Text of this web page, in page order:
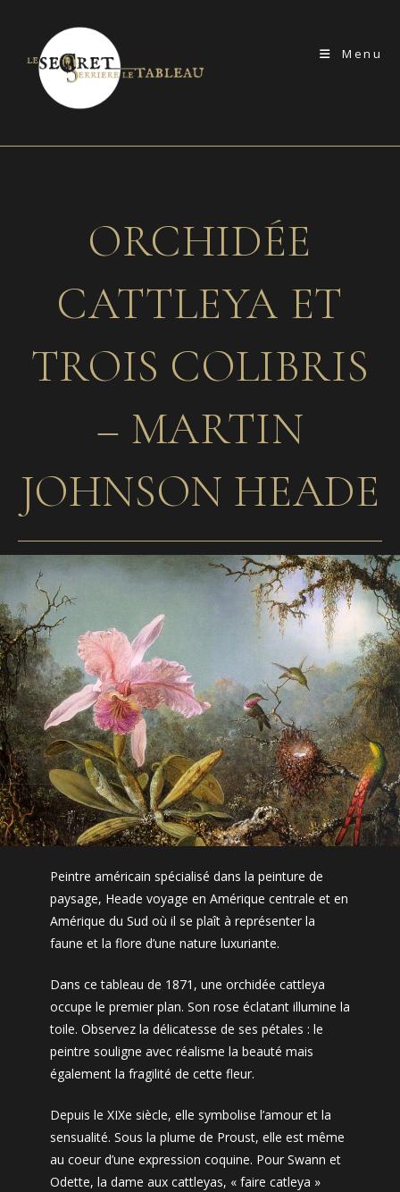
content
Menu
ORCHIDÉE
CATTLEYA ET
TROIS COLIBRIS
– MARTIN
JOHNSON HEADE
Peintre américain spécialisé dans la peinture de
paysage, Heade voyage en Amérique centrale et en
Amérique du Sud où il se plaît à représenter la
faune et la flore d’une nature luxuriante.
Dans ce tableau de 1871, une orchidée cattleya
occupe le premier plan. Son rose éclatant illumine la
toile. Observez la délicatesse de ses pétales : le
peintre souligne avec réalisme la beauté mais
également la fragilité de cette fleur.
Depuis le XIXe siècle, elle symbolise l’amour et la
sensualité. Sous la plume de Proust, elle est même
au coeur d’une expression coquine. Pour Swann et
Odette, la dame aux cattleyas, « faire catleya »